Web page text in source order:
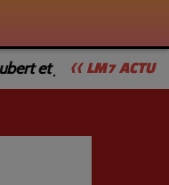
<< LM7 ACTU
et Jean-Luc Caturla